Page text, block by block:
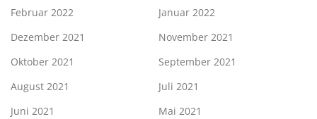
Februar 2022
Januar 2022
Dezember 2021
November 2021
Oktober 2021
September 2021
August 2021
Juli 2021
Juni 2021
Mai 2021